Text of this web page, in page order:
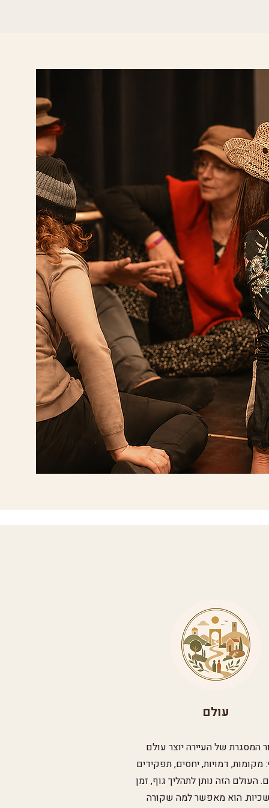
עולם
המסגרת של העיירה יוצר עולם
דמויות, יחסים, תפקידים
העולם הזה נותן לתהליך גוף, זמן
הוא מאפשר למה שקורה